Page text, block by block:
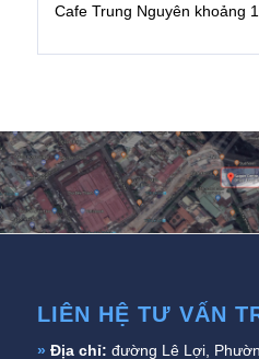
Cafe Trung Nguyên khoảng
LIÊN HỆ TƯ VẤN
» Địa chỉ: đường Lê Lợi,